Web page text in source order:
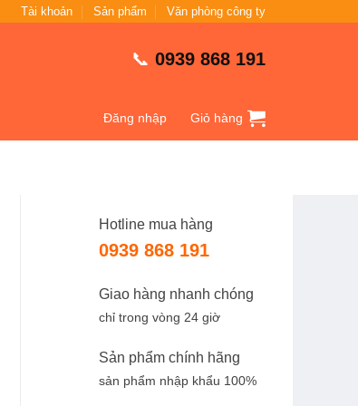
Tài khoản Sản phẩm Văn phòng công ty
📞 0939 868 191
Đăng nhập Giỏ hàng
Hotline mua hàng
0939 868 191
Giao hàng nhanh chóng
chỉ trong vòng 24 giờ
Sản phẩm chính hãng
sản phẩm nhập khẩu 100%